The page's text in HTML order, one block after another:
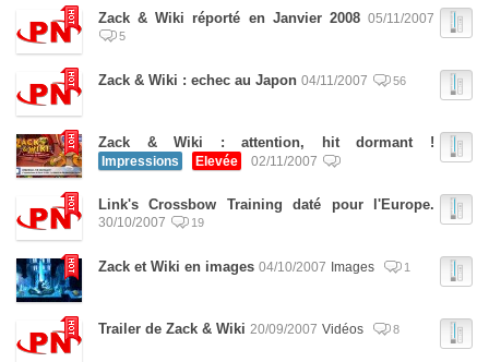
Zack & Wiki réporté en Janvier 2008 05/11/2007
5
Zack & Wiki : echec au Japon 04/11/2007 56
Zack & Wiki : attention, hit dormant !
Impressions Elevée 02/11/2007
Link's Crossbow Training daté pour l'Europe.
30/10/2007 19
Zack et Wiki en images 04/10/2007 Images 1
Trailer de Zack & Wiki 20/09/2007 Vidéos 8